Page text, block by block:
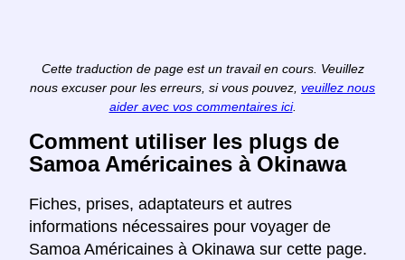
Cette traduction de page est un travail en cours. Veuillez
nous excuser pour les erreurs, si vous pouvez, veuillez nous
aider avec vos commentaires ici.
Comment utiliser les plugs de
Samoa Américaines à Okinawa
Fiches, prises, adaptateurs et autres
informations nécessaires pour voyager de
Samoa Américaines à Okinawa sur cette page.